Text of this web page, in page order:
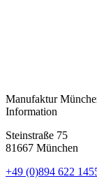
Manufaktur
Information
Steinstraße 75
81667 München
+49 (0)894 622